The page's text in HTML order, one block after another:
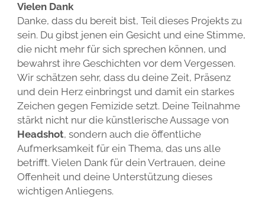
Vielen Dank
Danke, dass du bereit bist, Teil dieses Projekts zu
sein. Du gibst jenen ein Gesicht und eine Stimme,
die nicht mehr für sich sprechen können, und
bewahrst ihre Geschichten vor dem Vergessen.
Wir schätzen sehr, dass du deine Zeit, Präsenz
und dein Herz einbringst und damit ein starkes
Zeichen gegen Femizide setzt. Deine Teilnahme
stärkt nicht nur die künstlerische Aussage von
Headshot, sondern auch die öffentliche
Aufmerksamkeit für ein Thema, das uns alle
betrifft. Vielen Dank für dein Vertrauen, deine
Offenheit und deine Unterstützung dieses
wichtigen Anliegens.